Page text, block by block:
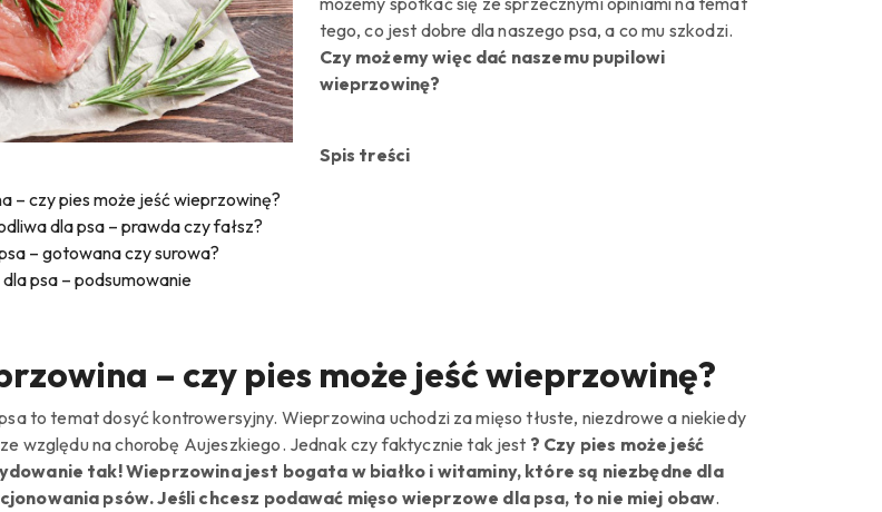
tego, co jest dobre dla naszego psa, a co mu szkodzi.
Czy możemy więc dać naszemu pupilowi
wieprzowinę?
Spis treści
– czy pies może jeść wieprzowinę?
dla psa – prawda czy fałsz?
– gotowana czy surowa?
psa – podsumowanie
– czy pies może jeść wieprzowinę?
to temat dosyć kontrowersyjny. Wieprzowina uchodzi za mięso tłuste, niezdrowe a niekiedy
względu na chorobę Aujeszkiego. Jednak czy faktycznie tak jest ? Czy pies może jeść
tak! Wieprzowina jest bogata w białko i witaminy, które są niezbędne dla
psów. Jeśli chcesz podawać mięso wieprzowe dla psa, to nie miej obaw.